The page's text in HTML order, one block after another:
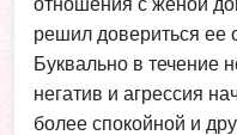
решил довериться ее
Буквально в течение
негатив и агрессия
более спокойной и